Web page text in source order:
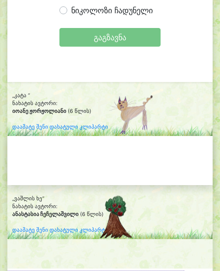
ნიკოლოზი ჩადუნელი
გაგზავნა
„კატა “
ნახატის ავტორი:
იოანე ჟორჟოლიანი (6 წლის)
დაამატე შენი დახატული კლიპარტი
„ვაშლის ხე“
ნახატის ავტორი:
ანასტასია ჩეჩელაშვილი (6 წლის)
დაამატე შენი დახატული კლიპარტი